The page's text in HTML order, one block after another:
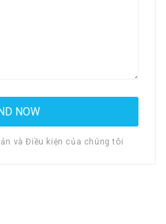
và Điều kiện của chúng tôi